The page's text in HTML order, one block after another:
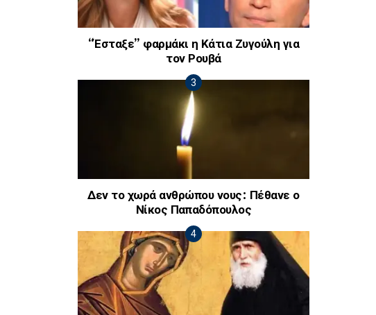
“Έσταξε” φαρμάκι η Κάτια Ζυγούλη για
τον Ρουβά
Δεν το χωρά ανθρώπου νους: Πέθανε ο
Νίκος Παπαδόπουλος